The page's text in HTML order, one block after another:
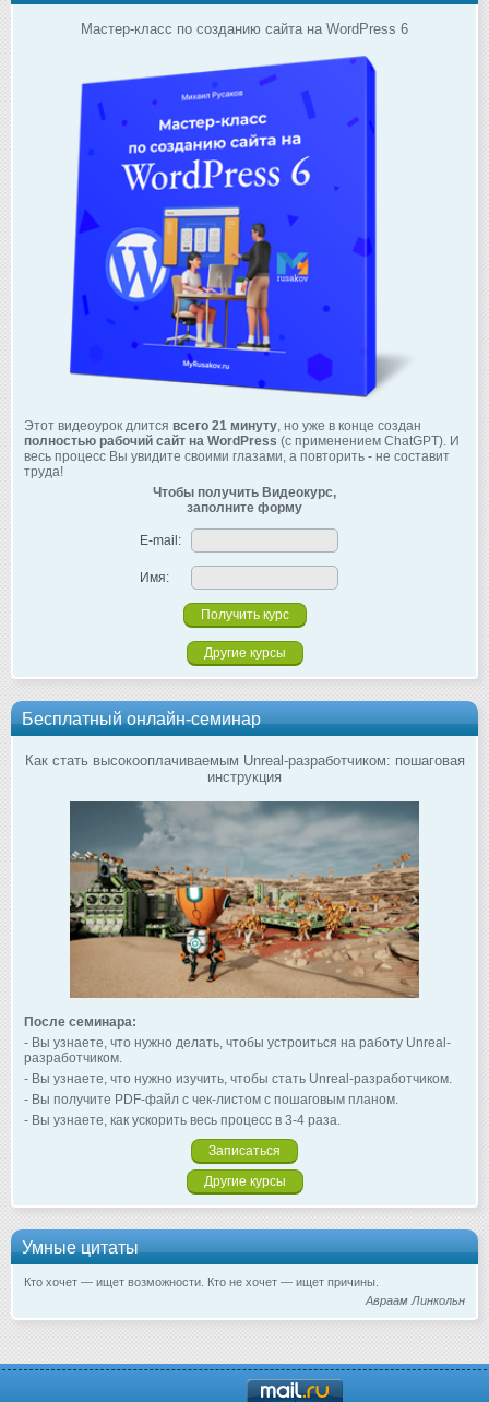
Мастер-класс по созданию сайта на WordPress 6
Этот видеоурок длится всего 21 минуту, но уже в конце создан
полностью рабочий сайт на WordPress (с применением ChatGPT). И
весь процесс Вы увидите своими глазами, а повторить - не составит
труда!
Чтобы получить Видеокурс,
заполните форму
E-mail:
Имя:
Другие курсы
Бесплатный онлайн-семинар
Как стать высокооплачиваемым Unreal-разработчиком: пошаговая
инструкция
После семинара:
- Вы узнаете, что нужно делать, чтобы устроиться на работу Unreal-
разработчиком.
- Вы узнаете, что нужно изучить, чтобы стать Unreal-разработчиком.
- Вы получите PDF-файл с чек-листом с пошаговым планом.
- Вы узнаете, как ускорить весь процесс в 3-4 раза.
Записаться
Другие курсы
Умные цитаты
Кто хочет — ищет возможности. Кто не хочет — ищет причины.
Авраам Линкольн